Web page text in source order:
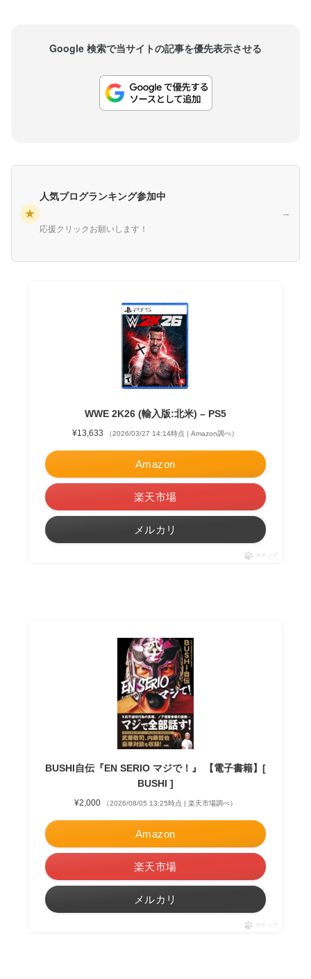
Google 検索で当サイトの記事を優先表示させる
★
人気ブログランキング参加中
応援クリックお願いします！
→
WWE 2K26 (輸入版:北米) – PS5
¥13,633 （2026/03/27 14:14時点 | Amazon調べ）
Amazon
楽天市場
メルカリ
ポチップ
BUSHI自伝『EN SERIO マジで！』 【電子書籍】[
BUSHI ]
¥2,000 （2026/08/05 13:25時点 | 楽天市場調べ）
Amazon
楽天市場
メルカリ
ポチップ